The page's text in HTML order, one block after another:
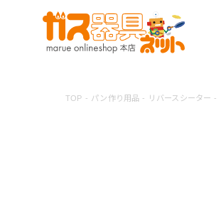
TOP パン作り用品 リバースシーター